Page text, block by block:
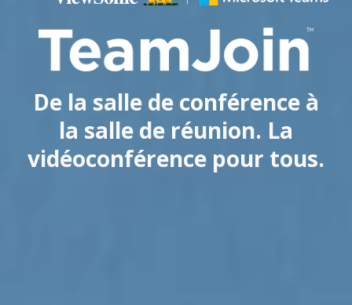
De la salle de conférence à
la salle de réunion. La
vidéoconférence pour tous.